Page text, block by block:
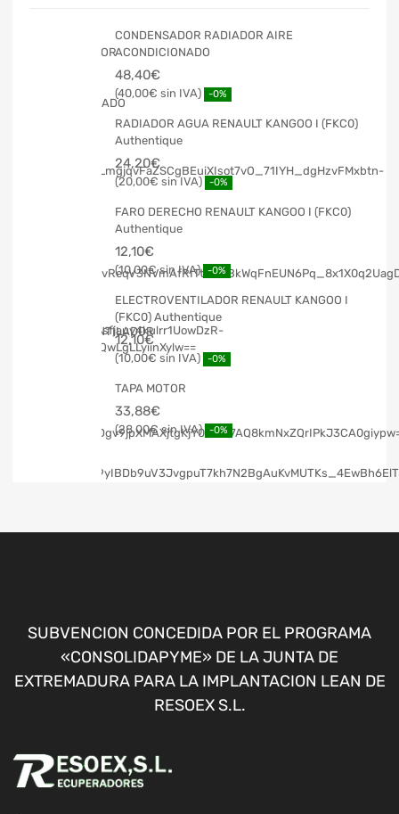
CONDENSADOR RADIADOR AIRE
ACONDICIONADO
48,40€
40,00€ -0%
RADIADOR AGUA RENAULT KANGOO I (FKC0)
Authentique
24,20€
20,00€ -0%
FARO DERECHO RENAULT KANGOO I (FKC0)
Authentique
12,10€
10,00€ -0%
ELECTROVENTILADOR RENAULT KANGOO I
(FKC0) Authentique
12,10€
10,00€ -0%
TAPA MOTOR
33,88€
28,00€ -0%
SUBVENCION CONCEDIDA POR EL PROGRAMA
«CONSOLIDAPYME» DE LA JUNTA DE
EXTREMADURA PARA LA IMPLANTACION LEAN DE
RESOEX S.L.